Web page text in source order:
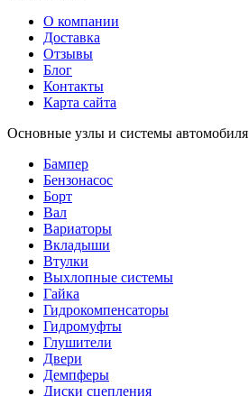
О компании
Доставка
Отзывы
Блог
Контакты
Карта сайта
Основные узлы и системы автомобиля
Бампер
Бензонасос
Борт
Вал
Вариаторы
Вкладыши
Втулки
Выхлопные системы
Гайка
Гидрокомпенсаторы
Гидромуфты
Глушители
Двери
Демпферы
Диски сцепления